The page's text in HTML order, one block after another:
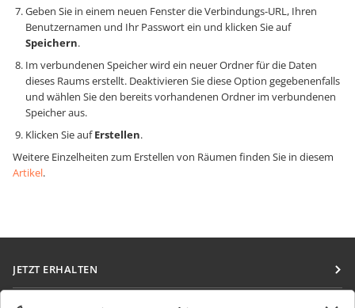
Geben Sie in einem neuen Fenster die Verbindungs-URL, Ihren
Benutzernamen und Ihr Passwort ein und klicken Sie auf
Speichern.
Im verbundenen Speicher wird ein neuer Ordner für die Daten
dieses Raums erstellt. Deaktivieren Sie diese Option gegebenenfalls
und wählen Sie den bereits vorhandenen Ordner im verbundenen
Speicher aus.
Klicken Sie aufErstellen.
Weitere Einzelheiten zum Erstellen von Räumen finden Sie in diesem
Artikel.
JETZT ERHALTEN
Docs